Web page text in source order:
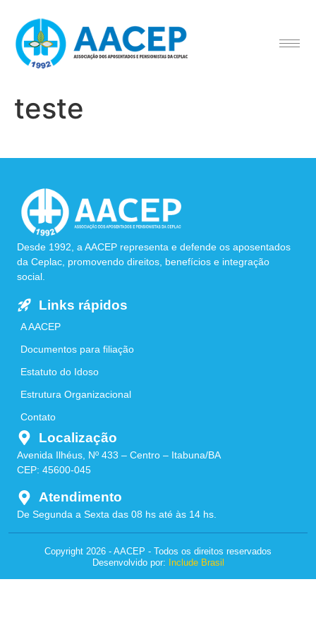
teste
Desde 1992, a AACEP representa e defende os aposentados
da Ceplac, promovendo direitos, benefícios e integração
social.
Links rápidos
A AACEP
Documentos para filiação
Estatuto do Idoso
Estrutura Organizacional
Contato
Localização
Avenida Ilhéus, Nº 433 – Centro – Itabuna/BA
CEP: 45600-045
Atendimento
De Segunda a Sexta das 08 hs até às 14 hs.
Copyright 2026 - AACEP - Todos os direitos reservados
Desenvolvido por: Include Brasil